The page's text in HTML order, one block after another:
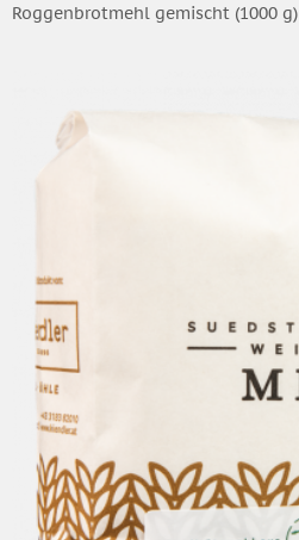
Roggenbrotmehl gemischt (1000 g)